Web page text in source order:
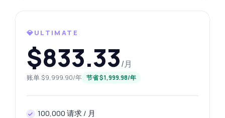
💎ULTIMATE
$833.33/月
账单 $9,999.90/年 节省 $1,999.98/年
100,000 请求 / 月